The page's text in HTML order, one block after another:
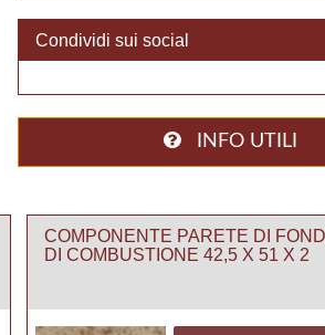
Condividi sui social
INFO UTILI
COMPONENTE PARETE DI
DI COMBUSTIONE 42,5 X 51 X 2